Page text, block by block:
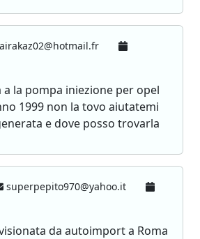
airakaz02@hotmail.fr
la pompa iniezione per opel
1999 non la tovo aiutatemi
e dove posso trovarla
superpepito970@yahoo.it
da autoimport a Roma